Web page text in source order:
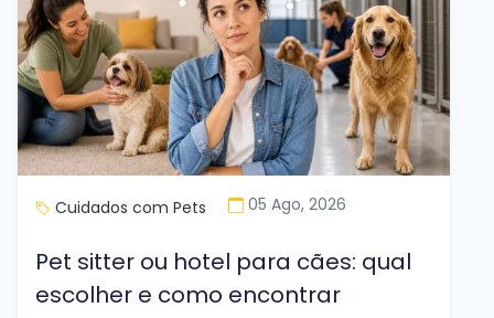
Cuidados com Pets 05 Ago, 2026
Pet sitter ou hotel para cães: qual
escolher e como encontrar